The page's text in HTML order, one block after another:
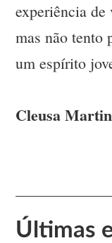
experiência
mas não tento
um espírito
Cleusa
Últimas